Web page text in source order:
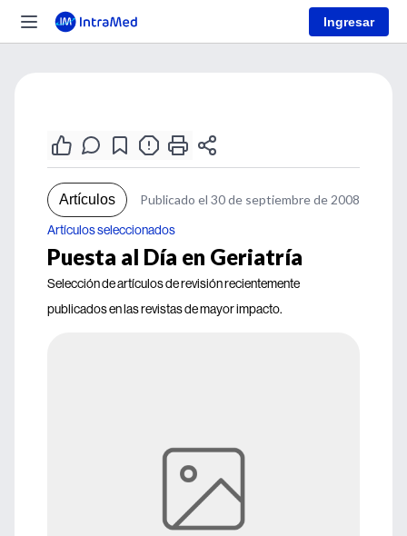
Ingresar
Artículos Publicado el 30 de septiembre de 2008
Artículos seleccionados
Puesta al Día en Geriatría
Selección de artículos de revisión recientemente
publicados en las revistas de mayor impacto.